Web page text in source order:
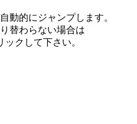
動的にジャンプします。
替わらない場合は
ックして下さい。